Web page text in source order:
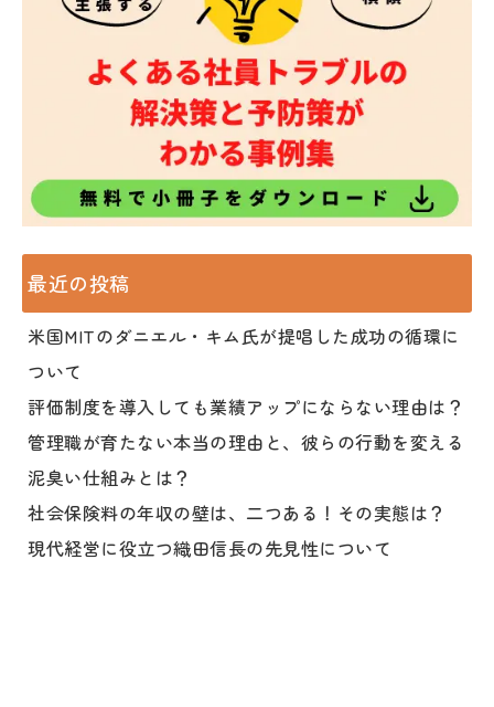
最近の投稿
米国MITのダニエル・キム氏が提唱した成功の循環に
ついて
評価制度を導入しても業績アップにならない理由は？
管理職が育たない本当の理由と、彼らの行動を変える
泥臭い仕組みとは？
社会保険料の年収の壁は、二つある！その実態は？
現代経営に役立つ織田信長の先見性について